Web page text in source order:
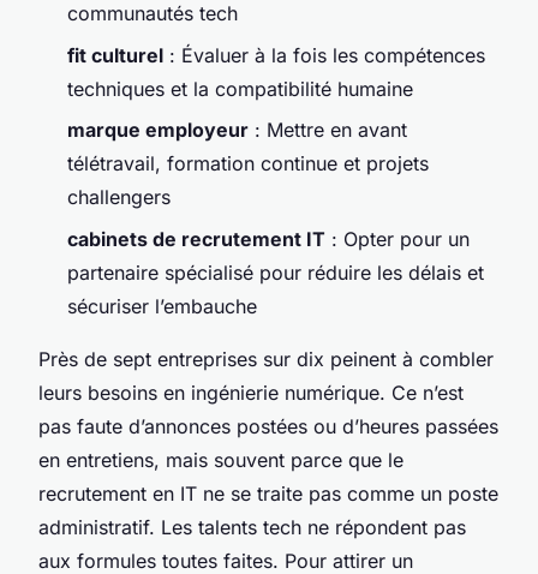
communautés tech
fit culturel : Évaluer à la fois les compétences
techniques et la compatibilité humaine
marque employeur : Mettre en avant
télétravail, formation continue et projets
challengers
cabinets de recrutement IT : Opter pour un
partenaire spécialisé pour réduire les délais et
sécuriser l’embauche
Près de sept entreprises sur dix peinent à combler
leurs besoins en ingénierie numérique. Ce n’est
pas faute d’annonces postées ou d’heures passées
en entretiens, mais souvent parce que le
recrutement en IT ne se traite pas comme un poste
administratif. Les talents tech ne répondent pas
aux formules toutes faites. Pour attirer un